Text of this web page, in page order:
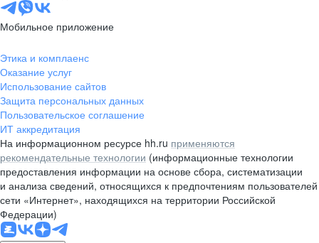
Мобильное приложение
Этика и комплаенс
Оказание услуг
Использование сайтов
Защита персональных данных
Пользовательское соглашение
ИТ аккредитация
На информационном ресурсе hh.ru применяются
рекомендательные технологии (информационные технологии
предоставления информации на основе сбора, систематизации
и анализа сведений, относящихся к предпочтениям пользователей
сети «Интернет», находящихся на территории Российской
Федерации)